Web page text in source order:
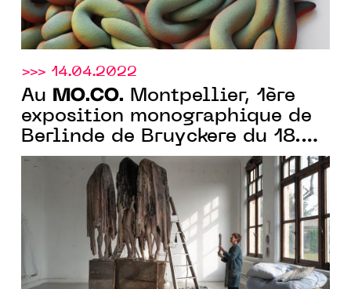
>>> 14.04.2022
Au MO.CO. Montpellier, 1ère
exposition monographique de
Berlinde de Bruyckere du 18.06
au 2.10.2022